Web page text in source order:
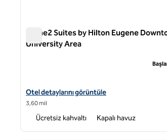
Home2 Suites by Hilton Eugene
University Area
Home2 Suites by Hilton Eugene Downtown
Otel detaylarını görüntüle
3,60 mil
Ücretsiz kahvaltı Kapalı havuz